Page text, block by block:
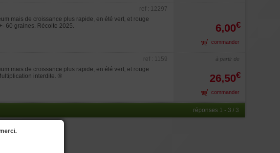
ref : 12297
mais de croissance plus rapide, en été vert, et rouge
60 graines. Récolte 2025.
6,00€
commander
ref : 1159
mais de croissance plus rapide, en été vert, et rouge
interdite. ®
26,50€
à partir de
commander
réponses 1 - 3 / 3